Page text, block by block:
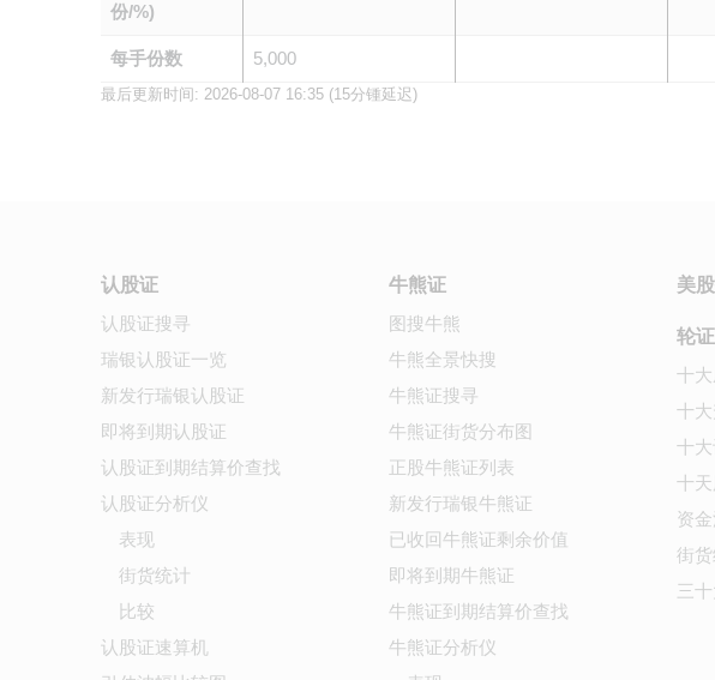
份/%)
每手份数 5,000
最后更新时间: 2026-08-07 16:35 (15分锺延迟)
认股证
认股证搜寻
瑞银认股证一览
新发行瑞银认股证
即将到期认股证
认股证到期结算价查找
认股证分析仪
表现
街货统计
比较
认股证速算机
牛熊证
图搜牛熊
牛熊全景快搜
牛熊证搜寻
牛熊证街货分布图
正股牛熊证列表
新发行瑞银牛熊证
已收回牛熊证剩余价值
即将到期牛熊证
牛熊证到期结算价查找
牛熊证分析仪
美
轮
十
十
十
十
资
街
三